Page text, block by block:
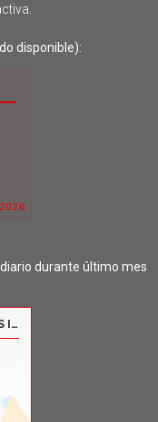
disponible):
diario durante último mes